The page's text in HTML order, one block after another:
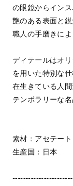
の眼鏡からイン
艶のある表面と
職人の手磨きに
ディテールはオ
を用いた特別な
在生きている人
テンポラリーな
素材：アセテート
生産国：日本